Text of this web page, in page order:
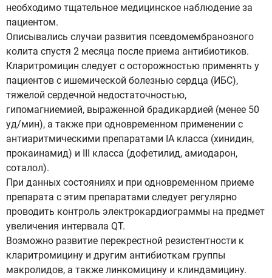
необходимо тщательное медицинское наблюдение за
пациентом.
Описывались случаи развития псевдомембранозного
колита спустя 2 месяца после приема антибиотиков.
Кларитромицин следует с осторожностью применять у
пациентов с ишемической болезнью сердца (ИБС),
тяжелой сердечной недостаточностью,
гипомагниемией, выраженной брадикардией (менее 50
уд/мин), а также при одновременном применении с
антиаритмическими препаратами IA класса (хинидин,
прокаинамид) и III класса (дофетилид, амиодарон,
соталол).
При данных состояниях и при одновременном приеме
препарата с этим препаратами следует регулярно
проводить контроль электрокардиограммы на предмет
увеличения интервала QT.
Возможно развитие перекрестной резистентности к
кларитромицину и другим антибиоткам группы
макролидов, а также линкомицину и клиндамицину.